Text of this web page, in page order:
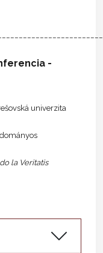
-
univerzita
la Veritatis